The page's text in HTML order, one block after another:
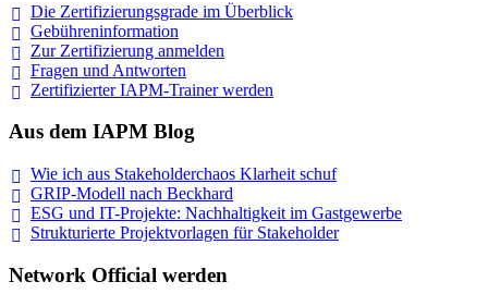
Die Zertifizierungsgrade im Überblick
Gebühreninformation
Zur Zertifizierung anmelden
Fragen und Antworten
Zertifizierter IAPM-Trainerwerden
Aus dem IAPM Blog
Wie ich aus Stakeholderchaos Klarheit schuf
GRIP-Modell nach Beckhard
ESG und IT-Projekte: Nachhaltigkeit im Gastgewerbe
Strukturierte Projektvorlagen für Stakeholder
Network Official werden